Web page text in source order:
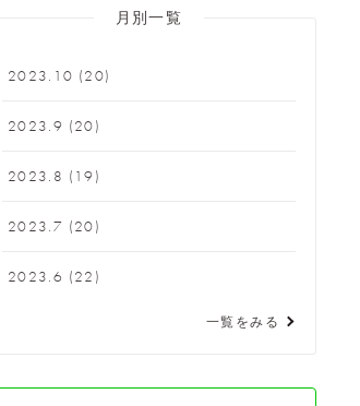
月別一覧
2023.10 (20)
2023.9 (20)
2023.8 (19)
2023.7 (20)
2023.6 (22)
一覧をみる